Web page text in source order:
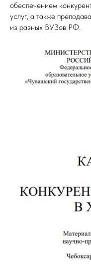
обеспечением
услуг, а также
из разных ВУЗов РФ.